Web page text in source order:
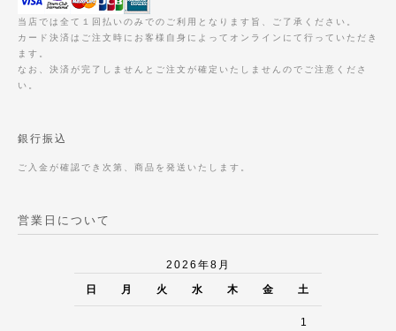
当店では全て１回払いのみでのご利用となります旨、ご了承ください。
カード決済はご注文時にお客様自身によってオンラインにて行っていただき
ます。
なお、決済が完了しませんとご注文が確定いたしませんのでご注意くださ
い。
銀行振込
ご入金が確認でき次第、商品を発送いたします。
営業日について
2026年8月
日 月 火 水 木 金 土
1